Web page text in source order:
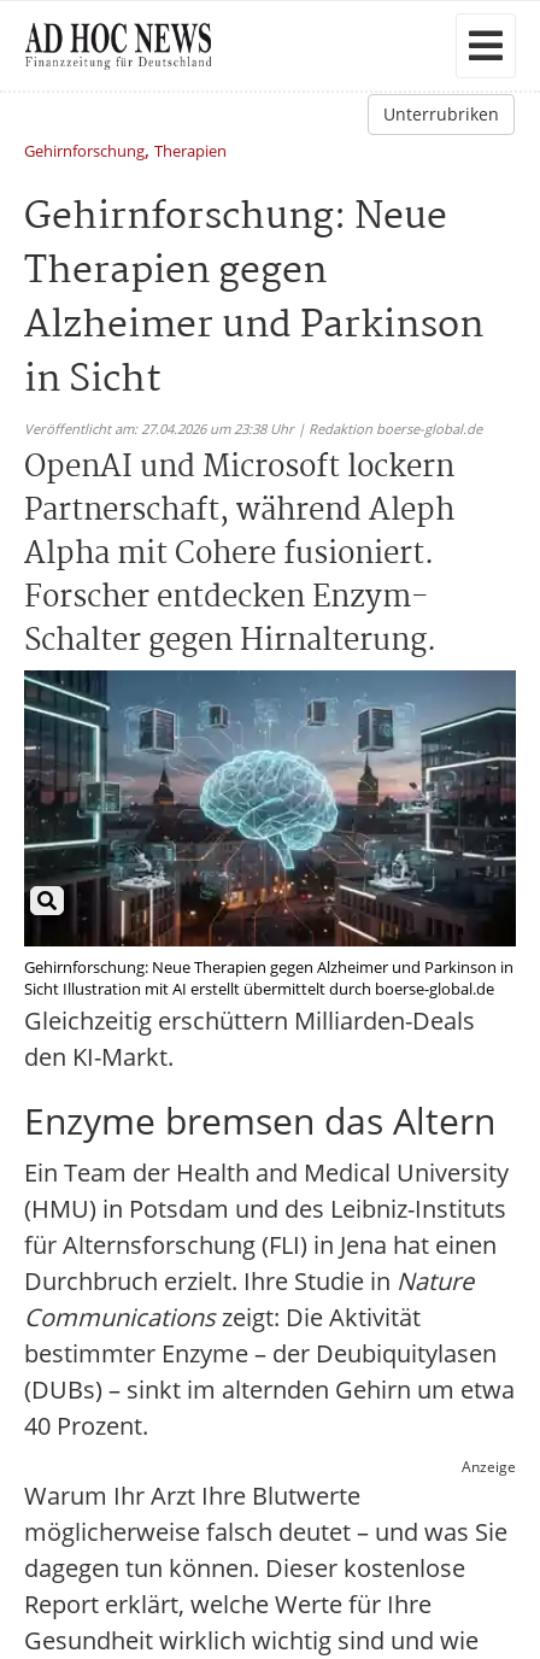
Unterrubriken
Gehirnforschung, Therapien
Gehirnforschung: Neue
Therapien gegen
Alzheimer und Parkinson
in Sicht
Veröffentlicht am: 27.04.2026 um 23:38 Uhr | Redaktion boerse-global.de
OpenAI und Microsoft lockern
Partnerschaft, während Aleph
Alpha mit Cohere fusioniert.
Forscher entdecken Enzym-
Schalter gegen Hirnalterung.
Gehirnforschung: Neue Therapien gegen Alzheimer und Parkinson in
Sicht Illustration mit AI erstellt übermittelt durch boerse-global.de
Gleichzeitig erschüttern Milliarden-Deals
den KI-Markt.
Enzyme bremsen das Altern
Ein Team der Health and Medical University
(HMU) in Potsdam und des Leibniz-Instituts
für Alternsforschung (FLI) in Jena hat einen
Durchbruch erzielt. Ihre Studie in Nature
Communicationszeigt: Die Aktivität
bestimmter Enzyme – der Deubiquitylasen
(DUBs) – sinkt im alternden Gehirn um etwa
40 Prozent.
Anzeige
Warum Ihr Arzt Ihre Blutwerte
möglicherweise falsch deutet – und was Sie
dagegen tun können. Dieser kostenlose
Report erklärt, welche Werte für Ihre
Gesundheit wirklich wichtig sind und wie